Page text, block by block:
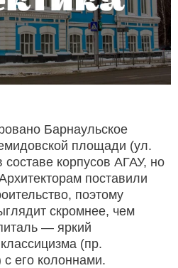
Барнаульское
площади (ул.
корпусов АГАУ, но
поставили
поэтому
скромнее, чем
— яркий
(пр.
его колоннами.